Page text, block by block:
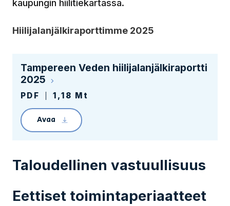
kaupungin hiilitiekartassa.
Hiilijalanjälkiraporttimme 2025
Tampereen Veden hiilijalanjälkiraportti
2025
PDF 1,18 Mt
Avaa
Linkin avaaminen lataa tiedoston
Taloudellinen vastuullisuus
Eettiset toimintaperiaatteet